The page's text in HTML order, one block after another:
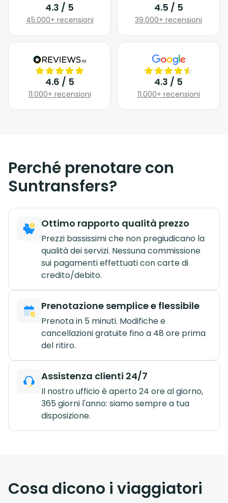
4.3 / 5
45.000+ recensioni
4.5 / 5
39.000+ recensioni
4.6 / 5
11.000+ recensioni
4.3 / 5
11.000+ recensioni
Perché prenotare con
Suntransfers?
Ottimo rapporto qualità prezzo
Prezzi bassissimi che non pregiudicano la
qualità dei servizi. Nessuna commissione
sui pagamenti effettuati con carte di
credito/debito.
Prenotazione semplice e flessibile
Prenota in 5 minuti. Modifiche e
cancellazioni gratuite fino a 48 ore prima
del ritiro.
Assistenza clienti 24/7
Il nostro ufficio è aperto 24 ore al giorno,
365 giorni l'anno: siamo sempre a tua
disposizione.
Cosa dicono i viaggiatori